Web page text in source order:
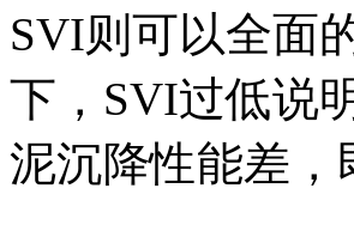
SVI则可以全面
下，SVI过低说
泥沉降性能差